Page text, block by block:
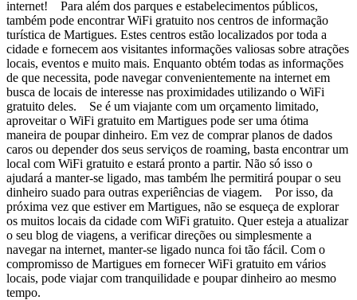
internet! Para além dos parques e estabelecimentos públicos,
também pode encontrar WiFi gratuito nos centros de informação
turística de Martigues. Estes centros estão localizados por toda a
cidade e fornecem aos visitantes informações valiosas sobre atrações
locais, eventos e muito mais. Enquanto obtém todas as informações
de que necessita, pode navegar convenientemente na internet em
busca de locais de interesse nas proximidades utilizando o WiFi
gratuito deles. Se é um viajante com um orçamento limitado,
aproveitar o WiFi gratuito em Martigues pode ser uma ótima
maneira de poupar dinheiro. Em vez de comprar planos de dados
caros ou depender dos seus serviços de roaming, basta encontrar um
local com WiFi gratuito e estará pronto a partir. Não só isso o
ajudará a manter-se ligado, mas também lhe permitirá poupar o seu
dinheiro suado para outras experiências de viagem. Por isso, da
próxima vez que estiver em Martigues, não se esqueça de explorar
os muitos locais da cidade com WiFi gratuito. Quer esteja a atualizar
o seu blog de viagens, a verificar direções ou simplesmente a
navegar na internet, manter-se ligado nunca foi tão fácil. Com o
compromisso de Martigues em fornecer WiFi gratuito em vários
locais, pode viajar com tranquilidade e poupar dinheiro ao mesmo
tempo.